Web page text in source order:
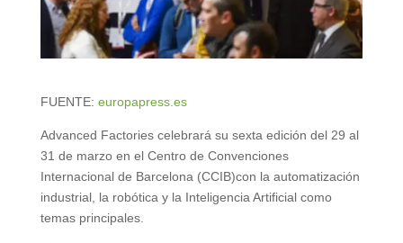
FUENTE: europapress.es
Advanced Factories celebrará su sexta edición del 29 al
31 de marzo en el Centro de Convenciones
Internacional de Barcelona (CCIB)con la automatización
industrial, la robótica y la Inteligencia Artificial como
temas principales.